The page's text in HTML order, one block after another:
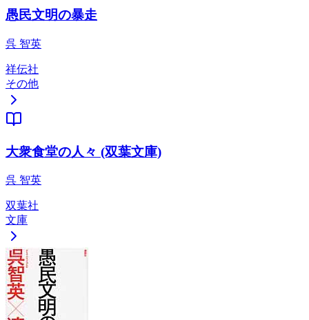
愚民文明の暴走
呉 智英
祥伝社
その他
大衆食堂の人々 (双葉文庫)
呉 智英
双葉社
文庫